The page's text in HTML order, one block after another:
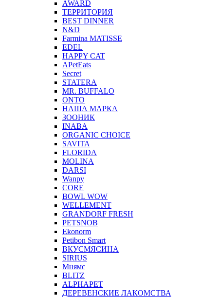
AWARD
ТЕРРИТОРИЯ
BEST DINNER
N&D
Farmina MATISSE
EDEL
HAPPY CAT
APetEats
Secret
STATERA
MR. BUFFALO
ONTO
НАША МАРКА
ЗООНИК
INABA
ORGANIC CHOICE
SAVITA
FLORIDA
MOLINA
DARSI
Wanpy
CORE
BOWL WOW
WELLEMENT
GRANDORF FRESH
PETSNOB
Ekonorm
Petibon Smart
ВКУСМЯСИНА
SIRIUS
Мнямс
BLITZ
ALPHAPET
ДЕРЕВЕНСКИЕ ЛАКОМСТВА